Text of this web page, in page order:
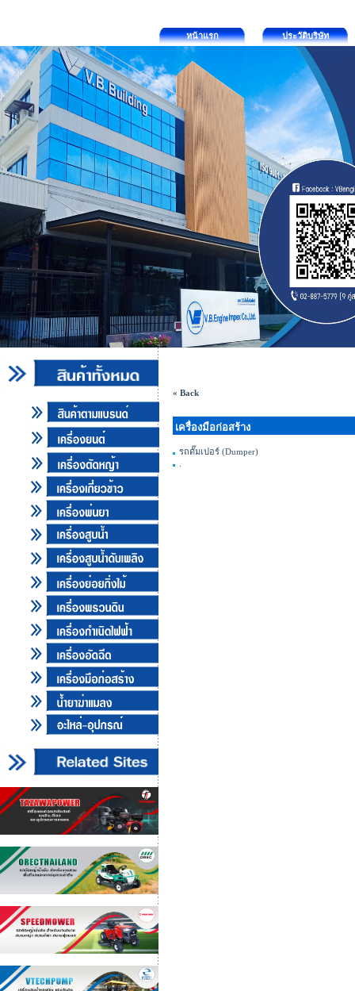
หน้าแรก ประวัติบริษัท
« Back
เครื่องมือก่อสร้าง
รถดั๊มเปอร์ (Dumper)